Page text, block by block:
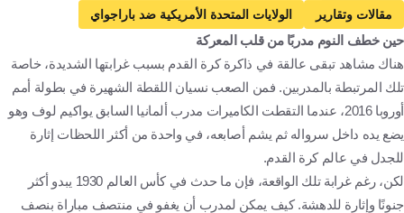
Getty Images
مقالات وتقارير
الولايات المتحدة الأمريكية ضد باراجواي
الولايات المتحدة الأمريكية
باراجواي
الولايات المتحدة الأمريكية ضد أستراليا
أستراليا
تركيا ضد الولايات المتحدة الأمريكية
تركيا
ماوريسيو بوتشيتينو
الولايات المتحدة
باراغواي أستراليا تركيا
الأرجنتين
كرة قدم
حين خطف النوم مدربًا من قلب المعركة
هناك مشاهد تبقى عالقة في ذاكرة كرة القدم بسبب غرابتها الشديدة، خاصة
تلك المرتبطة بالمدربين. فمن الصعب نسيان اللقطة الشهيرة في بطولة أمم
أوروبا 2016، عندما التقطت الكاميرات مدرب ألمانيا السابق يواكيم لوف وهو
يضع يده داخل سرواله ثم يشم أصابعه، في واحدة من أكثر اللحظات إثارة
للجدل في عالم كرة القدم.
لكن، رغم غرابة تلك الواقعة، فإن ما حدث في كأس العالم 1930 يبدو أكثر
جنونًا وإثارة للدهشة. كيف يمكن لمدرب أن يغفو في منتصف مباراة بنصف